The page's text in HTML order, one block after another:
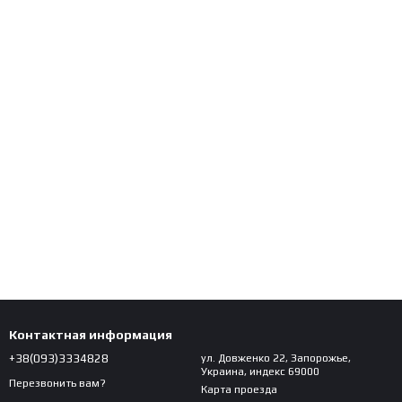
Контактная информация
+38(093)3334828
Перезвонить вам?
ул. Довженко 22, Запорожье,
Украина, индекс 69000
Карта проезда